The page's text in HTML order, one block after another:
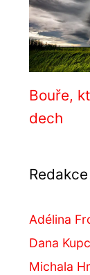
Bouře,
dech
Redakce
Adélina
Dana
Michala